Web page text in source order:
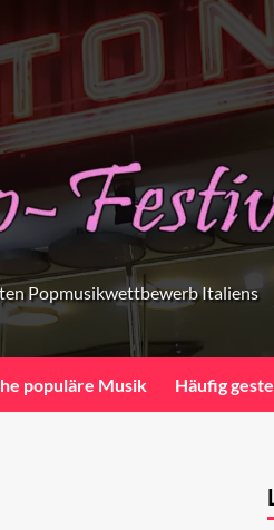
Popmusikwettbewerb Italiens
populäre Musik Häufig